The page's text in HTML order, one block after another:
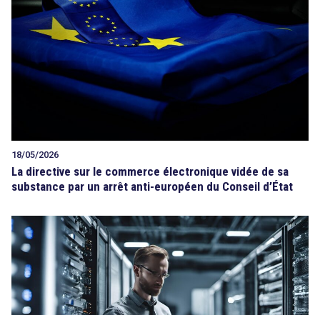
Tout sur le droit de l'innovation
CONTACT
18/05/2026
La directive sur le commerce électronique vidée de sa
substance par un arrêt anti-européen du Conseil d’État